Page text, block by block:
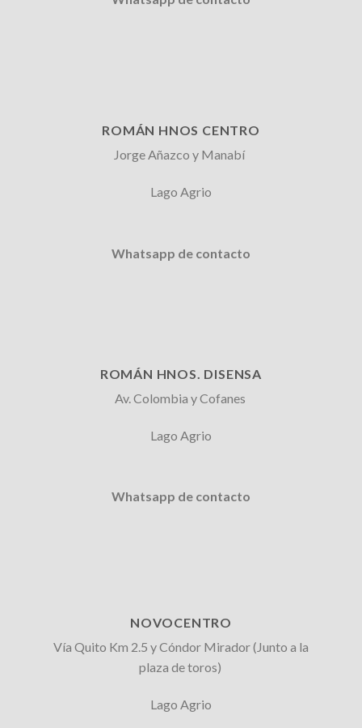
ROMÁN HNOS CENTRO
Jorge Añazco y Manabí
Lago Agrio
Whatsapp de contacto
ROMÁN HNOS. DISENSA
Av. Colombia y Cofanes
Lago Agrio
Whatsapp de contacto
NOVOCENTRO
Vía Quito Km 2.5 y Cóndor Mirador (Junto a la
plaza de toros)
Lago Agrio